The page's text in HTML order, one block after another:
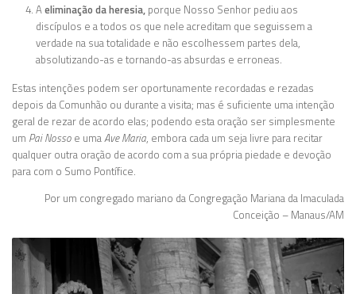
Aeliminação da heresia, porque Nosso Senhor pediu aos
discípulos e a todos os que nele acreditam que seguissem a
verdade na sua totalidade e não escolhessem partes dela,
absolutizando-as e tornando-as absurdas e erroneas.
Estas intenções podem ser oportunamente recordadas e rezadas
depois da Comunhão ou durante a visita; mas é suficiente uma intenção
geral de rezar de acordo elas; podendo esta oração ser simplesmente
um Pai Nosso e umaAve Maria, embora cada um seja livre para recitar
qualquer outra oração de acordo com a sua própria piedade e devoção
para com o Sumo Pontífice.
Por um congregado mariano da Congregação Mariana da Imaculada
Conceição – Manaus/AM